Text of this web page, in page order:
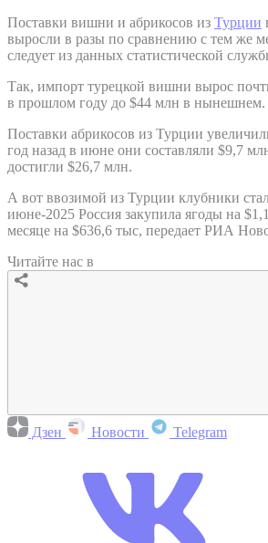
Поставки вишни и абрикосов из Турции
выросли в разы по сравнению с тем же
следует из данных статистической
Так, импорт турецкой вишни вырос
в прошлом году до $44 млн в нынешнем.
Поставки абрикосов из Турции
год назад в июне они составляли $9,7
достигли $26,7 млн.
А вот ввозимой из Турции клубники
июне-2025 Россия закупила ягоды на
месяце на $636,6 тыс, передает РИА
Читайте нас в
Дзен Новости Telegram